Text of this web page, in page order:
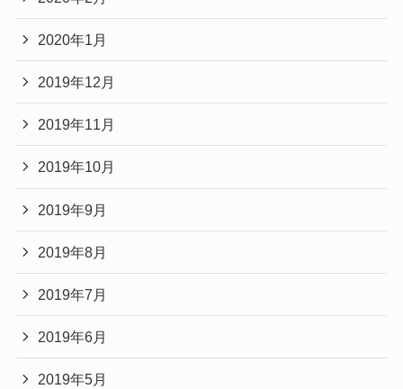
2020年1月
2019年12月
2019年11月
2019年10月
2019年9月
2019年8月
2019年7月
2019年6月
2019年5月